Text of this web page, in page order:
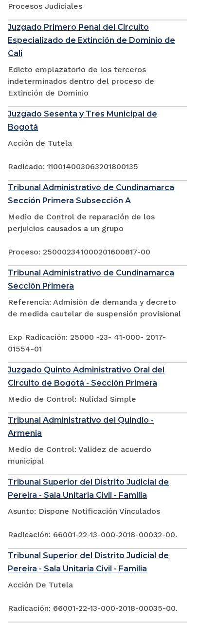
Procesos Judiciales
Juzgado Primero Penal del Circuito
Especializado de Extinción de Dominio de
Cali
Edicto emplazatorio de los terceros
indeterminados dentro del proceso de
Extinción de Dominio
Juzgado Sesenta y Tres Municipal de
Bogotá
Acción de Tutela
Radicado: 110014003063201800135
Tribunal Administrativo de Cundinamarca
Sección Primera Subsección A
Medio de Control de reparación de los
perjuicios causados a un grupo
Proceso: 250002341000201600817-00
Tribunal Administrativo de Cundinamarca
Sección Primera
Referencia: Admisión de demanda y decreto
de medida cautelar de suspensión provisional
Exp Radicación: 25000 -23- 41-000- 2017-
01554-01
Juzgado Quinto Administrativo Oral del
Circuito de Bogotá - Sección Primera
Medio de Control: Nulidad Simple
Tribunal Administrativo del Quindío -
Armenia
Medio de Control: Validez de acuerdo
municipal
Tribunal Superior del Distrito Judicial de
Pereira - Sala Unitaria Civil - Familia
Asunto: Dispone Notificación Vínculados
Radicación: 66001-22-13-000-2018-00032-00.
Tribunal Superior del Distrito Judicial de
Pereira - Sala Unitaria Civil - Familia
Acción De Tutela
Radicación: 66001-22-13-000-2018-00035-00.